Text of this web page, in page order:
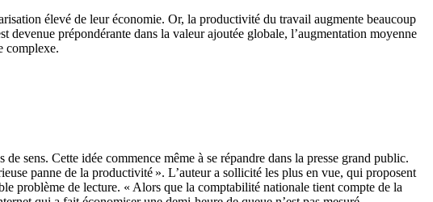
élevé de leur économie. Or, la productivité du travail augmente beaucoup
devenue prépondérante dans la valeur ajoutée globale, l’augmentation moyenne
complexe.
sens. Cette idée commence même à se répandre dans la presse grand public.
panne de la productivité ». L’auteur a sollicité les plus en vue, qui proposent
problème de lecture. « Alors que la comptabilité nationale tient compte de la